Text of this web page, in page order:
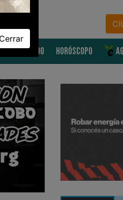
EL MUNDO HORÓSCOPO
Cerrar